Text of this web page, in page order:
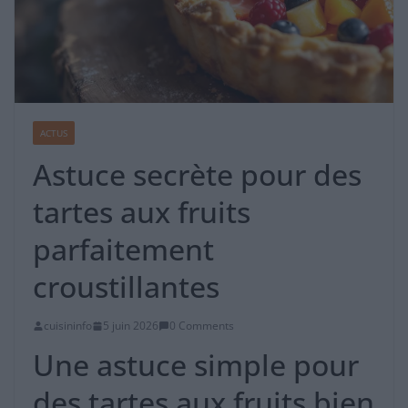
ACTUS
Astuce secrète pour des
tartes aux fruits
parfaitement
croustillantes
cuisininfo 5 juin 2026 0 Comments
Une astuce simple pour